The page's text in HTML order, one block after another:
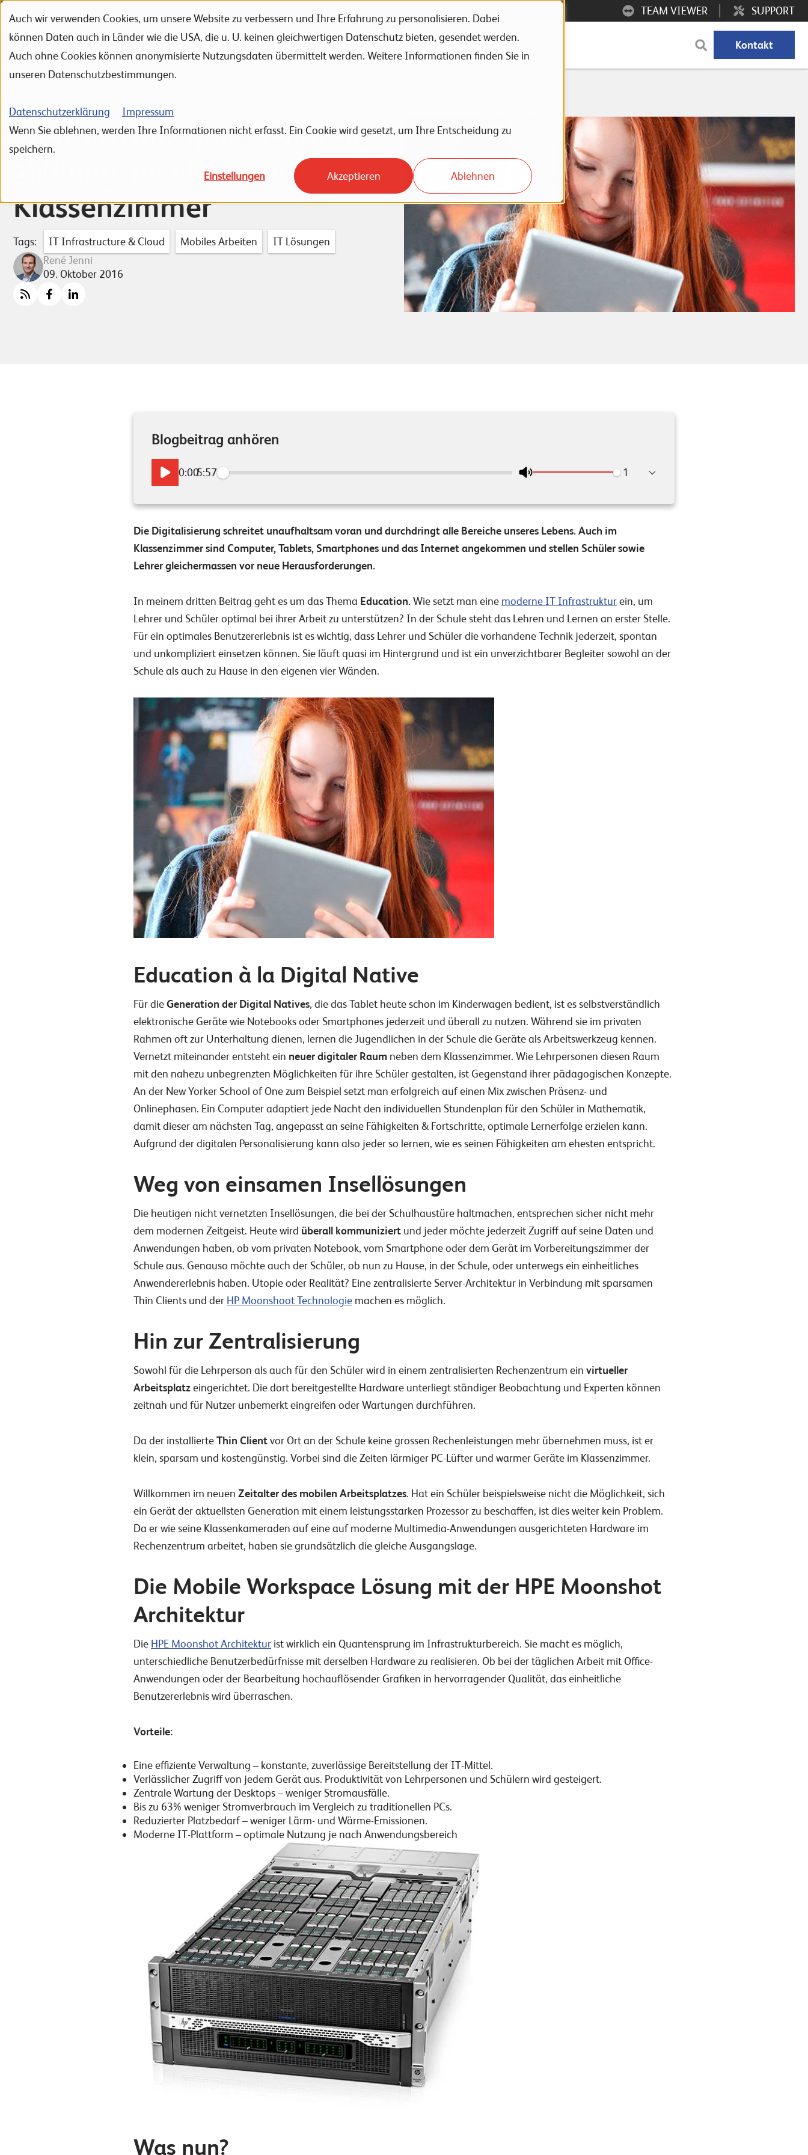
Auch wir verwenden Cookies, um unsere Website zu verbessern und Ihre Erfahrung zu personalisieren. Dabei
können Daten auch in Länder wie die USA, die u. U. keinen gleichwertigen Datenschutz bieten, gesendet werden.
Auch ohne Cookies können anonymisierte Nutzungsdaten übermittelt werden. Weitere Informationen finden Sie in
unseren Datenschutzbestimmungen.
Datenschutzerklärung
Impressum
Wenn Sie ablehnen, werden Ihre Informationen nicht erfasst. Ein Cookie wird gesetzt, um Ihre Entscheidung zu
speichern.
Einstellungen Akzeptieren Ablehnen
Portfolio
Referenzen Unternehmen Karriere News Events Kontakt
SUPPORT
TEAM VIEWER
Digital Workspace: Digitale
Bildungsrevolution im
Klassenzimmer
Tags: IT Infrastructure & Cloud Mobiles Arbeiten
IT Lösungen
René Jenni
09. Oktober 2016
Blogbeitrag anhören
0:00/5:57
Die Digitalisierung schreitet unaufhaltsam voran und durchdringt alle Bereiche unseres Lebens. Auch im
Klassenzimmer sind Computer, Tablets, Smartphones und das Internet angekommen und stellen Schüler sowie
Lehrer gleichermassen vor neue Herausforderungen.
In meinem dritten Beitrag geht es um das Thema Education.Wie setzt man eine moderne IT Infrastrukturein, um
Lehrer und Schüler optimal bei ihrer Arbeit zu unterstützen? In der Schule steht das Lehren und Lernen an erster Stelle.
Für ein optimales Benutzererlebnis ist es wichtig, dass Lehrer und Schüler die vorhandene Technik jederzeit, spontan
und unkompliziert einsetzen können. Sie läuft quasi im Hintergrund und ist ein unverzichtbarer Begleiter sowohl an der
Schule als auch zu Hause in den eigenen vier Wänden.
Education à la Digital Native
Für dieGeneration der Digital Natives, die das Tablet heute schon im Kinderwagen bedient, ist es selbstverständlich
elektronische Geräte wie Notebooks oder Smartphones jederzeit und überall zu nutzen. Während sie im privaten
Rahmen oft zur Unterhaltung dienen, lernen die Jugendlichen in der Schule die Geräte als Arbeitswerkzeug kennen.
Vernetzt miteinander entsteht ein neuer digitaler Raum neben dem Klassenzimmer. Wie Lehrpersonen diesen Raum
mit den nahezu unbegrenzten Möglichkeiten für ihre Schüler gestalten, ist Gegenstand ihrer pädagogischen Konzepte.
An der New Yorker School of One zum Beispiel setzt man erfolgreich auf einen Mix zwischen Präsenz- und
Onlinephasen. Ein Computer adaptiert jede Nacht den individuellen Stundenplan für den Schüler in Mathematik,
damit dieser am nächsten Tag, angepasst an seine Fähigkeiten & Fortschritte, optimale Lernerfolge erzielen kann.
Aufgrund der digitalen Personalisierung kann also jeder so lernen, wie es seinen Fähigkeiten am ehesten entspricht.
Weg von einsamen Insellösungen
Die heutigen nicht vernetzten Insellösungen, die bei der Schulhaustüre haltmachen, entsprechen sicher nicht mehr
dem modernen Zeitgeist. Heute wird überall kommuniziert und jeder möchte jederzeit Zugriff auf seine Daten und
Anwendungen haben, ob vom privaten Notebook, vom Smartphone oder dem Gerät im Vorbereitungszimmer der
Schule aus. Genauso möchte auch der Schüler, ob nun zu Hause, in der Schule, oder unterwegs ein einheitliches
Anwendererlebnis haben. Utopie oder Realität? Eine zentralisierte Server-Architektur in Verbindung mit sparsamen
Thin Clients und der HP Moonshoot Technologie machen es möglich.
Hin zur Zentralisierung
Sowohl für die Lehrperson als auch für den Schüler wird in einem zentralisierten Rechenzentrum ein virtueller
Arbeitsplatzeingerichtet. Die dort bereitgestellte Hardware unterliegt ständiger Beobachtung und Experten können
zeitnah und für Nutzer unbemerkt eingreifen oder Wartungen durchführen.
Da der installierteThin Clientvor Ort an der Schule keine grossen Rechenleistungen mehr übernehmen muss, ist er
klein, sparsam und kostengünstig. Vorbei sind die Zeiten lärmiger PC-Lüfter und warmer Geräte im Klassenzimmer.
Willkommen im neuen Zeitalter des mobilen Arbeitsplatzes. Hat ein Schüler beispielsweise nicht die Möglichkeit, sich
ein Gerät der aktuellsten Generation mit einem leistungsstarken Prozessor zu beschaffen, ist dies weiter kein Problem.
Da er wie seine Klassenkameraden auf eine auf moderne Multimedia-Anwendungen ausgerichteten Hardware im
Rechenzentrum arbeitet, haben sie grundsätzlich die gleiche Ausgangslage.
Die Mobile Workspace Lösung mit der HPE Moonshot
Architektur
Die HPE Moonshot Architektur ist wirklich ein Quantensprung im Infrastrukturbereich. Sie macht es möglich,
unterschiedliche Benutzerbedürfnisse mit derselben Hardware zu realisieren. Ob bei der täglichen Arbeit mit Office-
Anwendungen oder der Bearbeitung hochauflösender Grafiken in hervorragender Qualität, das einheitliche
Benutzererlebnis wird überraschen.
Vorteile:
Eine effiziente Verwaltung – konstante, zuverlässige Bereitstellung der IT-Mittel.
Verlässlicher Zugriff von jedem Gerät aus. Produktivität von Lehrpersonen und Schülern wird gesteigert.
Zentrale Wartung der Desktops – weniger Stromausfälle.
Bis zu 63% weniger Stromverbrauch im Vergleich zu traditionellen PCs.
Reduzierter Platzbedarf – weniger Lärm- und Wärme-Emissionen.
Moderne IT-Plattform – optimale Nutzung je nach Anwendungsbereich
Was nun?